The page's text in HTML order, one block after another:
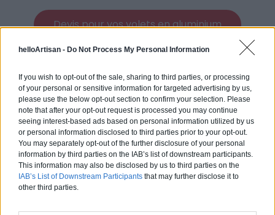
helloArtisan - Do Not Process My Personal Information
If you wish to opt-out of the sale, sharing to third parties, or processing
of your personal or sensitive information for targeted advertising by us,
please use the below opt-out section to confirm your selection. Please
note that after your opt-out request is processed you may continue
seeing interest-based ads based on personal information utilized by us
or personal information disclosed to third parties prior to your opt-out.
You may separately opt-out of the further disclosure of your personal
information by third parties on the IAB’s list of downstream participants.
This information may also be disclosed by us to third parties on the
IAB’s List of Downstream Participants that may further disclose it to
other third parties.
Devis pour vos volets en aluminium
Quel prix pour des volets en métal ?
Le métal est le matériau qui convient généralement aux
volets pliants. Particulièrement discrets et esthétiques, ils
offrent une sécurité maximale à votre logement en vous
protégeant contre les infractions. Ils représentent de ce
fait une option très intéressante pour les fenêtres en rez-
de-chaussée. Les volets en métal demanderont toutefois
un entretien minimal, à savoir les protéger de la rouille de
en temps.